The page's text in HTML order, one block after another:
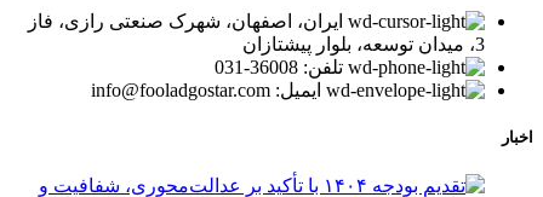
ایران، اصفهان، شهرک صنعتی رازی، فاز
3، میدان توسعه، بلوار پیشتازان
تلفن: 36008-031
ایمیل: info@fooladgostar.com
اخبار